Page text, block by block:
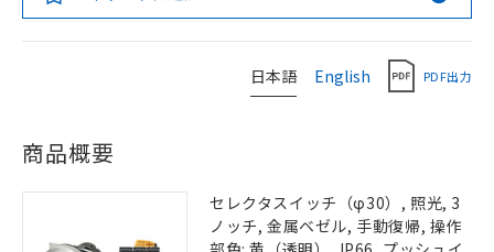
日本語 English PDF出力
商品概要
セレクタスイッチ（φ30）, 照光, 3
ノッチ, 金属ベゼル, 手動復帰, 操作